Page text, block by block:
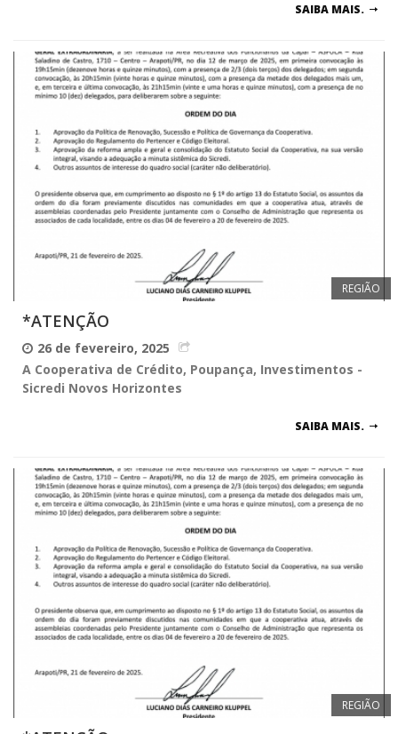
SAIBA MAIS.
REGIÃO
*ATENÇÃO
26 de fevereiro, 2025
A Cooperativa de Crédito, Poupança, Investimentos -
Sicredi Novos Horizontes
SAIBA MAIS.
REGIÃO